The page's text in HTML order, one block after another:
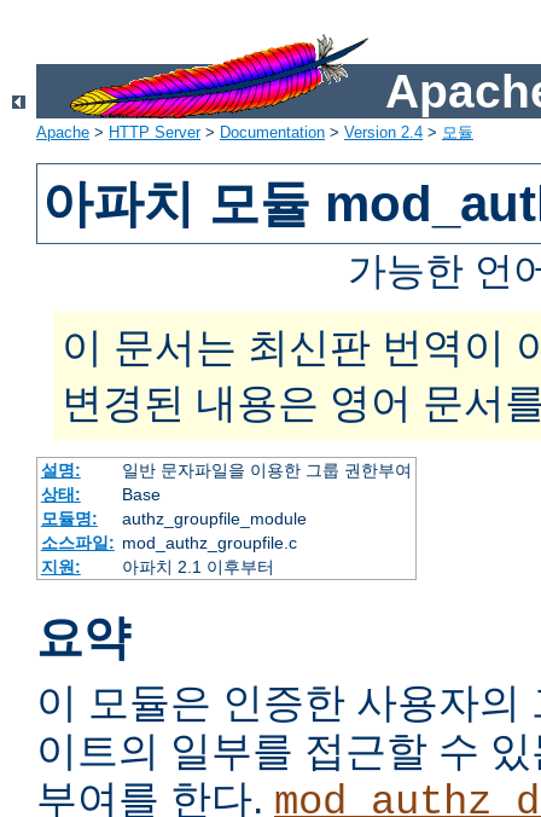
Apache > HTTP Server> Documentation > Version 2.4 > 모듈
아파치 모듈
가능한 언
이 문서는 최신판 번역이
변경된 내용은 영어 문서
설명:
일반 문자파일을 이용한 그룹 권한부여
상태:
Base
모듈명:
authz_groupfile_module
소스파일: mod_authz_groupfile.c
지원:
아파치 2.1 이후부터
요약
이 모듈은 인증한 사용자의
이트의 일부를 접근할 수
부여를 한다.